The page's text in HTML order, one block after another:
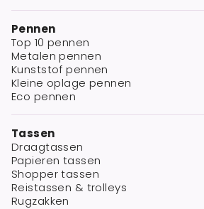
Pennen
Top 10 pennen
Metalen pennen
Kunststof pennen
Kleine oplage pennen
Eco pennen
Tassen
Draagtassen
Papieren tassen
Shopper tassen
Reistassen & trolleys
Rugzakken